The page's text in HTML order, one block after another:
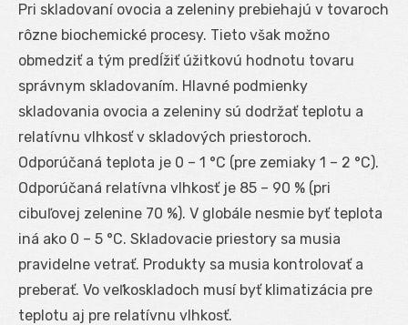
Pri skladovaní ovocia a zeleniny prebiehajú v tovaroch
rôzne biochemické procesy. Tieto však možno
obmedziť a tým predĺžiť úžitkovú hodnotu tovaru
správnym skladovaním. Hlavné podmienky
skladovania ovocia a zeleniny sú dodržať teplotu a
relatívnu vlhkosť v skladových priestoroch.
Odporúčaná teplota je 0 – 1 °C (pre zemiaky 1 – 2 °C).
Odporúčaná relatívna vlhkosť je 85 – 90 % (pri
cibuľovej zelenine 70 %). V globále nesmie byť teplota
iná ako 0 – 5 °C. Skladovacie priestory sa musia
pravidelne vetrať. Produkty sa musia kontrolovať a
preberať. Vo veľkoskladoch musí byť klimatizácia pre
teplotu aj pre relatívnu vlhkosť.